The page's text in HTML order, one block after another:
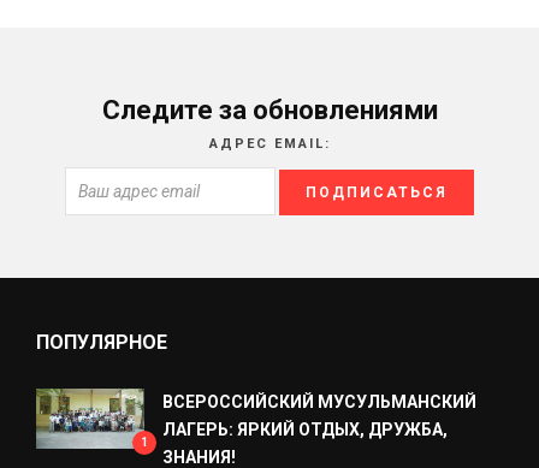
Следите за обновлениями
АДРЕС EMAIL:
ПОПУЛЯРНОЕ
1
ВСЕРОССИЙСКИЙ МУСУЛЬМАНСКИЙ
ЛАГЕРЬ: ЯРКИЙ ОТДЫХ, ДРУЖБА,
ЗНАНИЯ!